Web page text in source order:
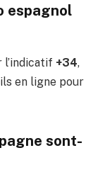
espagnol
l’indicatif +34,
en ligne pour
sont-